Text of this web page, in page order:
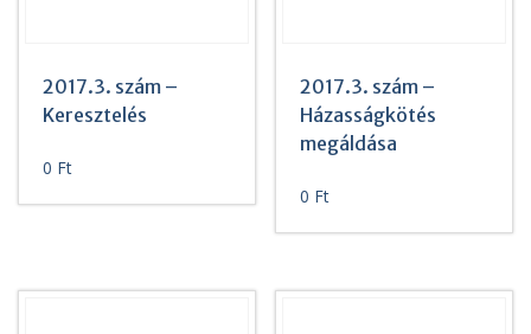
2017.3. szám –
Keresztelés
0 Ft
2017.3. szám –
Házasságkötés
megáldása
0 Ft